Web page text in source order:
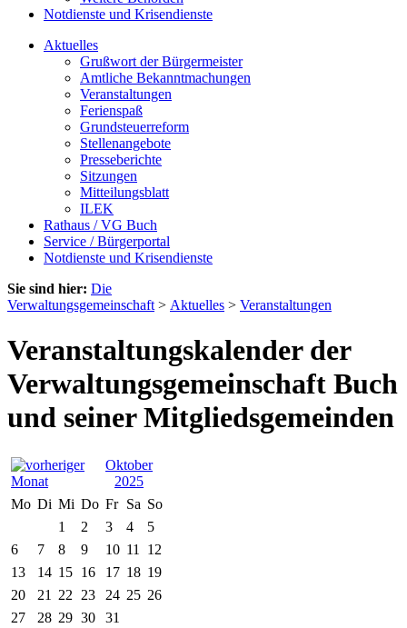
Notdienste und Krisendienste
Aktuelles
Grußwort der Bürgermeister
Amtliche Bekanntmachungen
Veranstaltungen
Ferienspaß
Grundsteuerreform
Stellenangebote
Presseberichte
Sitzungen
Mitteilungsblatt
ILEK
Rathaus / VG Buch
Service / Bürgerportal
Notdienste und Krisendienste
Sie sind hier: Die
Verwaltungsgemeinschaft > Aktuelles > Veranstaltungen
Veranstaltungskalender der
Verwaltungsgemeinschaft Buch
und seiner Mitgliedsgemeinden
Oktober
2025
Mo Di Mi Do Fr Sa So
1
2 3 4
5
6
7 8 9 10 11
12
13
14 15 16 17 18 19
20
21 22 23 24 25 26
27
28 29 30
31